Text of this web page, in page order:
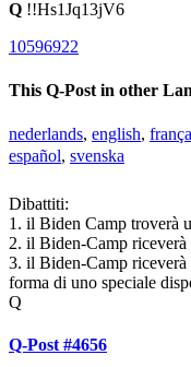
Q !!Hs1Jq13jV6
10596922
This Q-Post in other
nederlands, english,
español, svenska
Dibattiti:
1. il Biden Camp troverà
2. il Biden-Camp
3. il Biden-Camp
forma di uno speciale
Q
Q-Post #4656